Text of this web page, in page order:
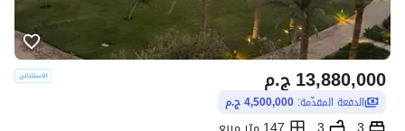
ج.م13,880,000
الدفعة المقدّمة: 4,500,000 ج.م